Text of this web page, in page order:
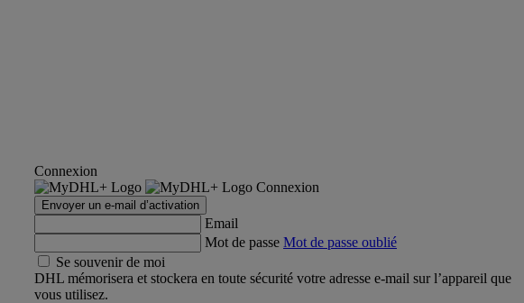
Connexion
Connexion
Envoyer un e-mail d’activation
Email
Mot de passe Mot de passe oublié
Se souvenir de moi
DHL mémorisera et stockera en toute sécurité votre adresse e-mail sur l’appareil que
vous utilisez.